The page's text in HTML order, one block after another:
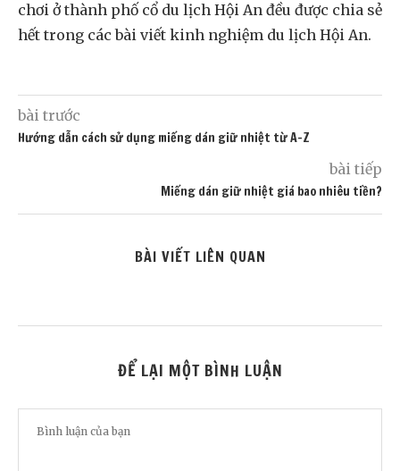
chơi ở thành phố cổ du lịch Hội An đều được chia sẻ
hết trong các bài viết kinh nghiệm du lịch Hội An.
bài trước
Hướng dẫn cách sử dụng miếng dán giữ nhiệt từ A-Z
bài tiếp
Miếng dán giữ nhiệt giá bao nhiêu tiền?
BÀI VIẾT LIÊN QUAN
ĐỂ LẠI MỘT BÌNH LUẬN